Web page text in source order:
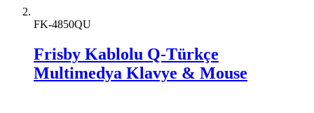
FK-4850QU
Frisby Kablolu Q-Türkçe
Multimedya Klavye & Mouse